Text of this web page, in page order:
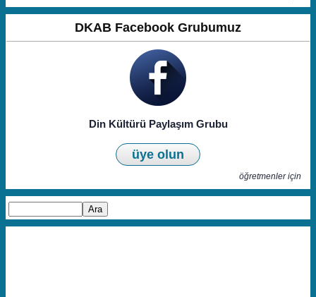
DKAB Facebook Grubumuz
Din Kültürü Paylaşım Grubu
üye olun
öğretmenler için